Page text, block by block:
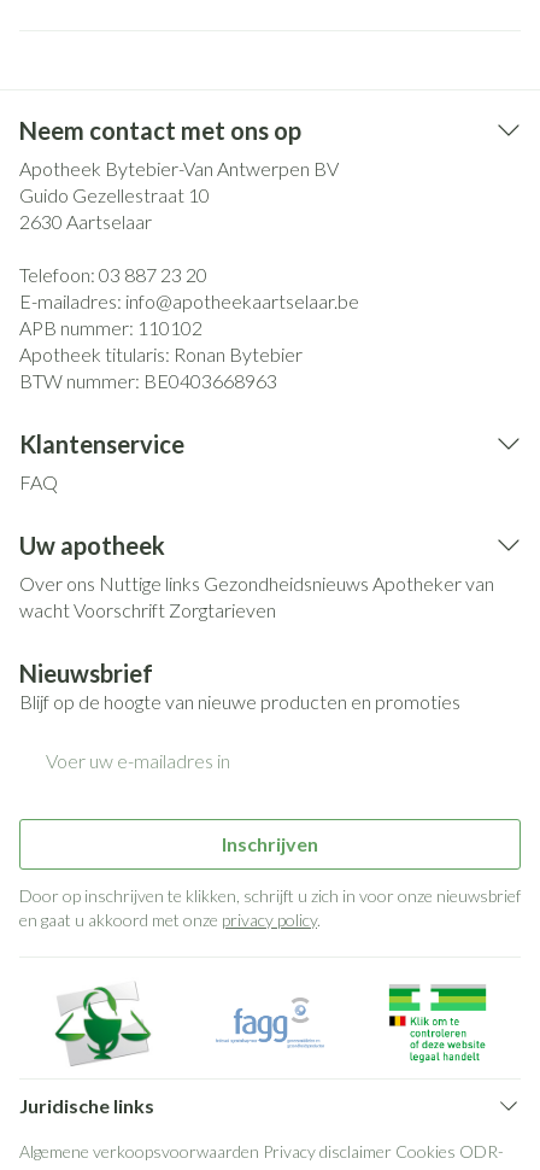
Neem contact met ons op
Apotheek Bytebier-Van Antwerpen BV
Guido Gezellestraat 10
2630 Aartselaar
Telefoon: 03 887 23 20
E-mailadres: info@apotheekaartselaar.be
APB nummer: 110102
Apotheek titularis: Ronan Bytebier
BTW nummer: BE0403668963
Klantenservice
FAQ
Uw apotheek
Over ons Nuttige links Gezondheidsnieuws Apotheker van
wachtVoorschrift Zorgtarieven
Nieuwsbrief
Blijf op de hoogte van nieuwe producten en promoties
Inschrijven
Door op inschrijven te klikken, schrijft u zich in voor onze nieuwsbrief
en gaat u akkoord met onze privacy policy.
Juridische links
Algemene verkoopsvoorwaarden Privacy disclaimer Cookies ODR-